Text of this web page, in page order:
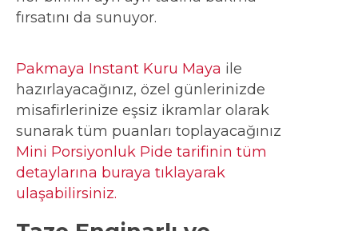
fırsatını da sunuyor.
Pakmaya Instant Kuru Maya ile
hazırlayacağınız, özel günlerinizde
misafirlerinize eşsiz ikramlar olarak
sunarak tüm puanları toplayacağınız
Mini Porsiyonluk Pide tarifinin tüm
detaylarına buraya tıklayarak
ulaşabilirsiniz.